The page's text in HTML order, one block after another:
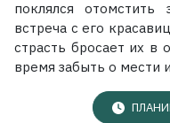
поклялся
встреча с его
страсть бросает их в
время забыть о мести